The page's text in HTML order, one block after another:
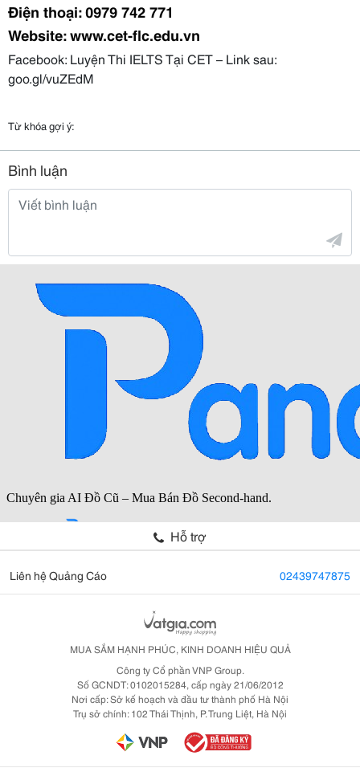
Điện thoại: 0979 742 771
Website: www.cet-flc.edu.vn
Facebook: Luyện Thi IELTS Tại CET – Link sau:
goo.gl/vuZEdM
Từ khóa gợi ý:
Bình luận
Hỗ trợ
Liên hệ Quảng Cáo 02439747875
MUA SẮM HẠNH PHÚC, KINH DOANH HIỆU QUẢ
Công ty Cổ phần VNP Group.
Số GCNDT: 0102015284, cấp ngày 21/06/2012
Nơi cấp: Sở kế hoạch và đầu tư thành phố Hà Nội
Trụ sở chính: 102 Thái Thịnh, P. Trung Liệt, Hà Nội